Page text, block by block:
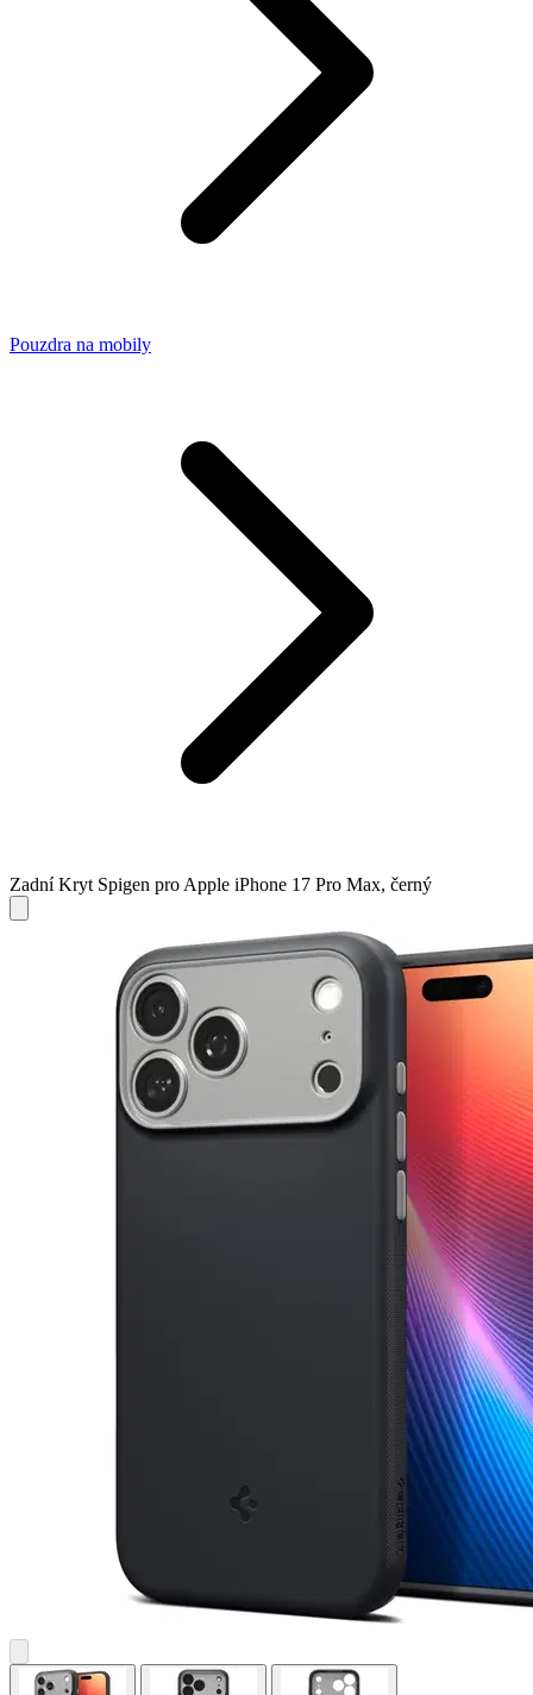
Pouzdra na mobily
Zadní Kryt Spigen pro Apple iPhone 17 Pro Max, černý